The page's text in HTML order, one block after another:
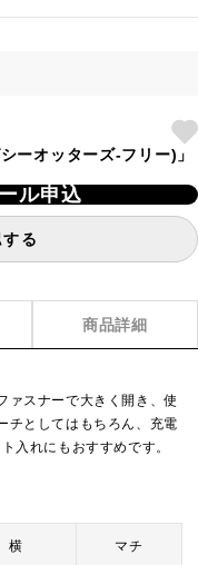
ーオッターズ-フリー)」
ル申込
る
商品詳細
ァスナーで大きく開き、使
チとしてはもちろん、充電
入れにもおすすめです。
横 マチ